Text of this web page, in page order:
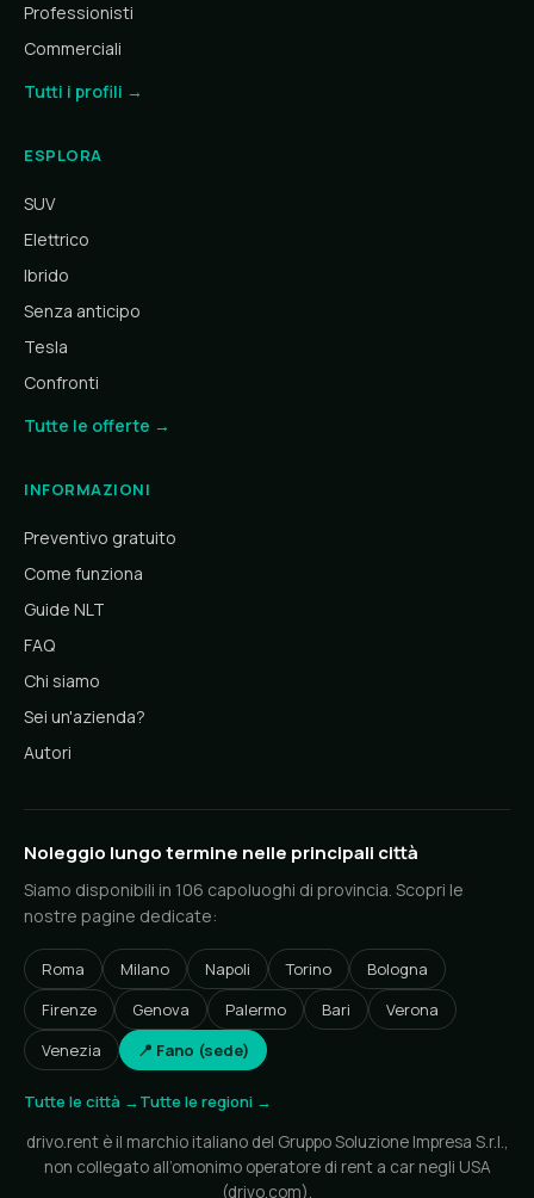
Professionisti
Commerciali
Tutti i profili →
ESPLORA
SUV
Elettrico
Ibrido
Senza anticipo
Tesla
Confronti
Tutte le offerte →
INFORMAZIONI
Preventivo gratuito
Come funziona
Guide NLT
FAQ
Chi siamo
Sei un'azienda?
Autori
Noleggio lungo termine nelle principali città
Siamo disponibili in 106 capoluoghi di provincia. Scopri le
nostre pagine dedicate:
Roma Milano Napoli Torino
Bologna
Firenze
Genova Palermo Bari
Verona
Venezia
📍 Fano (sede)
Tutte le città →Tutte le regioni →
drivo.rent è il marchio italiano del Gruppo Soluzione Impresa S.r.l.,
non collegato all’omonimo operatore di rent a car negli USA
(drivo.com).